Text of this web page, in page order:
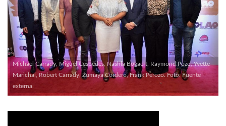
Michael Carrady, Miguel Cespedes, Nashla Bogaert, Raymond Pozo, Yvette
Marichal, Robert Carrady, Zumaya Cordero, Frank Perozo. Foto: Fuente
externa.